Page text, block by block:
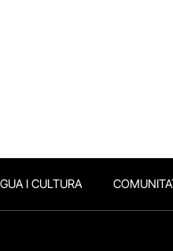
I CULTURA